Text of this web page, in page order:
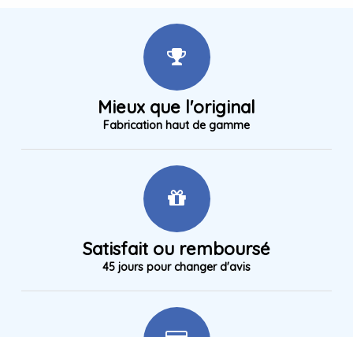
Mieux que l'original
Fabrication haut de gamme
Satisfait ou remboursé
45 jours pour changer d'avis